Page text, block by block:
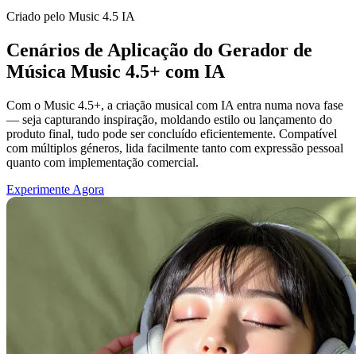
Criado pelo Music 4.5 IA
Cenários de Aplicação do Gerador de
Música Music 4.5+ com IA
Com o Music 4.5+, a criação musical com IA entra numa nova fase
— seja capturando inspiração, moldando estilo ou lançamento do
produto final, tudo pode ser concluído eficientemente. Compatível
com múltiplos géneros, lida facilmente tanto com expressão pessoal
quanto com implementação comercial.
Experimente Agora